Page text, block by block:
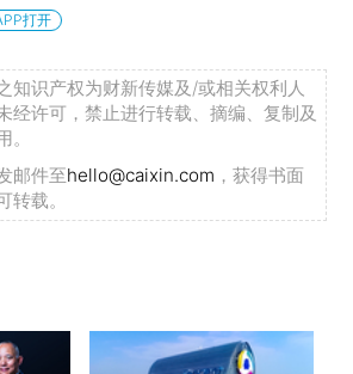
打开
知识产权为财新传媒及/或相关权利人
经许可，禁止进行转载、摘编、复制及
邮件至hello@caixin.com ，获得书面
转载。